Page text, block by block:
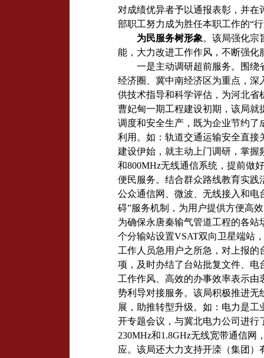
对成绩优异者予以通报表彰，并
部职工努力成为胜任本职工作的“
为民服务树形象。该局强化宗
能，大力改进工作作风，不断强
一是主动调研超前服务。围绕
经济圈、冀中南经济区为重点，
供技术指导和科学评估，为河北
曹妃甸一期工程建设初期，该局
调度和安全生产，既为企业节约
利用。如： 轨道交通运输安全直接
建设伊始，就主动上门调研，掌握
和800MHz无线通信系统， 提前做
便民服务。结合群众路线教育实
公众通信网、微波、无线接入和
碍”服务机制，为用户提供方便高
为确保永唐秦输气管道工程的各
个分输站设置VSAT双向卫星端站，
工作人员急用户之所急， 对上报的
项，及时办结了台站批复文件、电
工作作风、高效的办事效率表示
势利导对接服务。该局积极推进
展，助推转型升级。如：电力是
开专题会议，与冀北电力公司进
230MHz和1.8GHz无线宽带通信网
应。 该局还大力支持开滦（集团）